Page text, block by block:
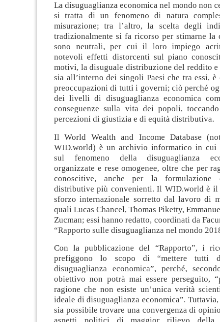
La disuguaglianza economica nel mondo non
si tratta di un fenomeno di natura
misurazione; tra l’altro, la scelta degli
tradizionalmente si fa ricorso per stimarne la
sono neutrali, per cui il loro impiego
notevoli effetti distorcenti sul piano
motivi, la disuguale distribuzione del reddito e
sia all’interno dei singoli Paesi che tra essi,
preoccupazioni di tutti i governi; ciò perché
dei livelli di disuguaglianza economica
conseguenze sulla vita dei popoli,
percezioni di giustizia e di equità distributiva.
Il World Wealth and Income Database
WID.world) è un archivio informatico in cui
sul fenomeno della disuguaglianza
organizzate e rese omogenee, oltre che per
conoscitive, anche per la formulazione
distributive più convenienti. Il WID.world è
sforzo internazionale sorretto dal lavoro di
quali Lucas Chancel, Thomas Piketty,
Zucman; essi hanno redatto, coordinati da
“Rapporto sulle disuguaglianza nel mondo
Con la pubblicazione del “Rapporto”, i
prefiggono lo scopo di “mettere tutti
disuguaglianza economica”, perché,
obiettivo non potrà mai essere perseguito,
ragione che non esiste un’unica verità
ideale di disuguaglianza economica”.
sia possibile trovare una convergenza di